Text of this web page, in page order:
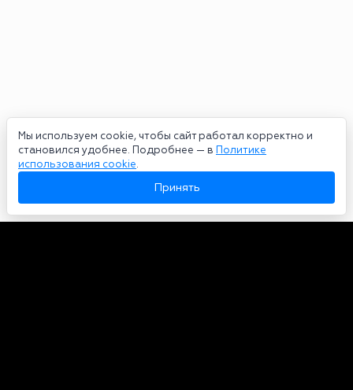
Мы используем cookie, чтобы сайт работал корректно и
становился удобнее. Подробнее — в Политике
использования cookie.
Принять